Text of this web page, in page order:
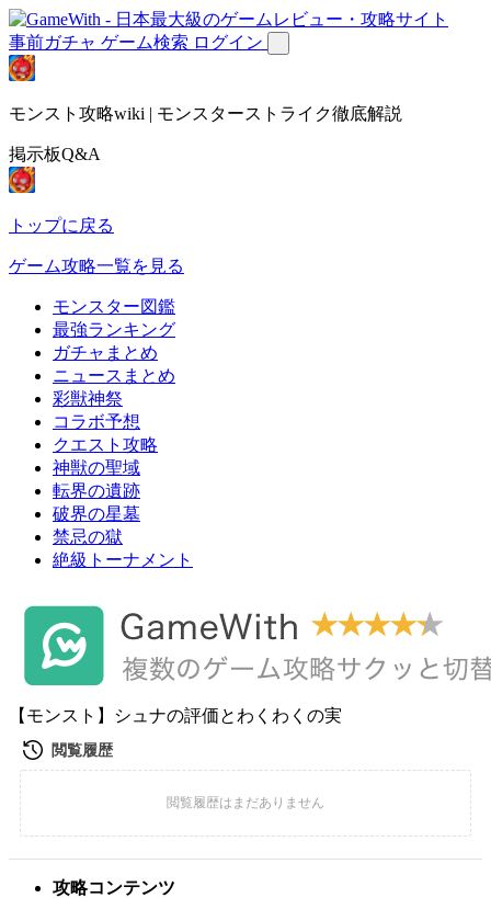
事前ガチャ ゲーム検索 ログイン
モンスト攻略wiki | モンスターストライク徹底解説
掲示板Q&A
トップに戻る
ゲーム攻略一覧を見る
モンスター図鑑
最強ランキング
ガチャまとめ
ニュースまとめ
彩獣神祭
コラボ予想
クエスト攻略
神獣の聖域
転界の遺跡
破界の星墓
禁忌の獄
絶級トーナメント
【モンスト】シュナの評価とわくわくの実
攻略コンテンツ